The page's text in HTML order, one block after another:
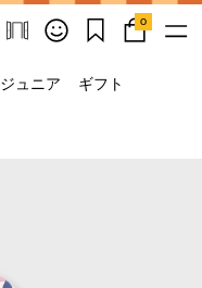
0
ジュニア ギフト